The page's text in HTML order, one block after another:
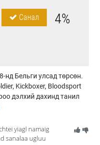
Санал 4%
Бельги улсад төрсөн.
Kickboxer, Bloodsport
дэлхий дахинд танил
yiagl namaig
sanalaa ugluu